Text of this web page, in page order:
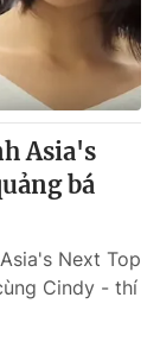
Asia's
bá
Next Top
Cindy - thí